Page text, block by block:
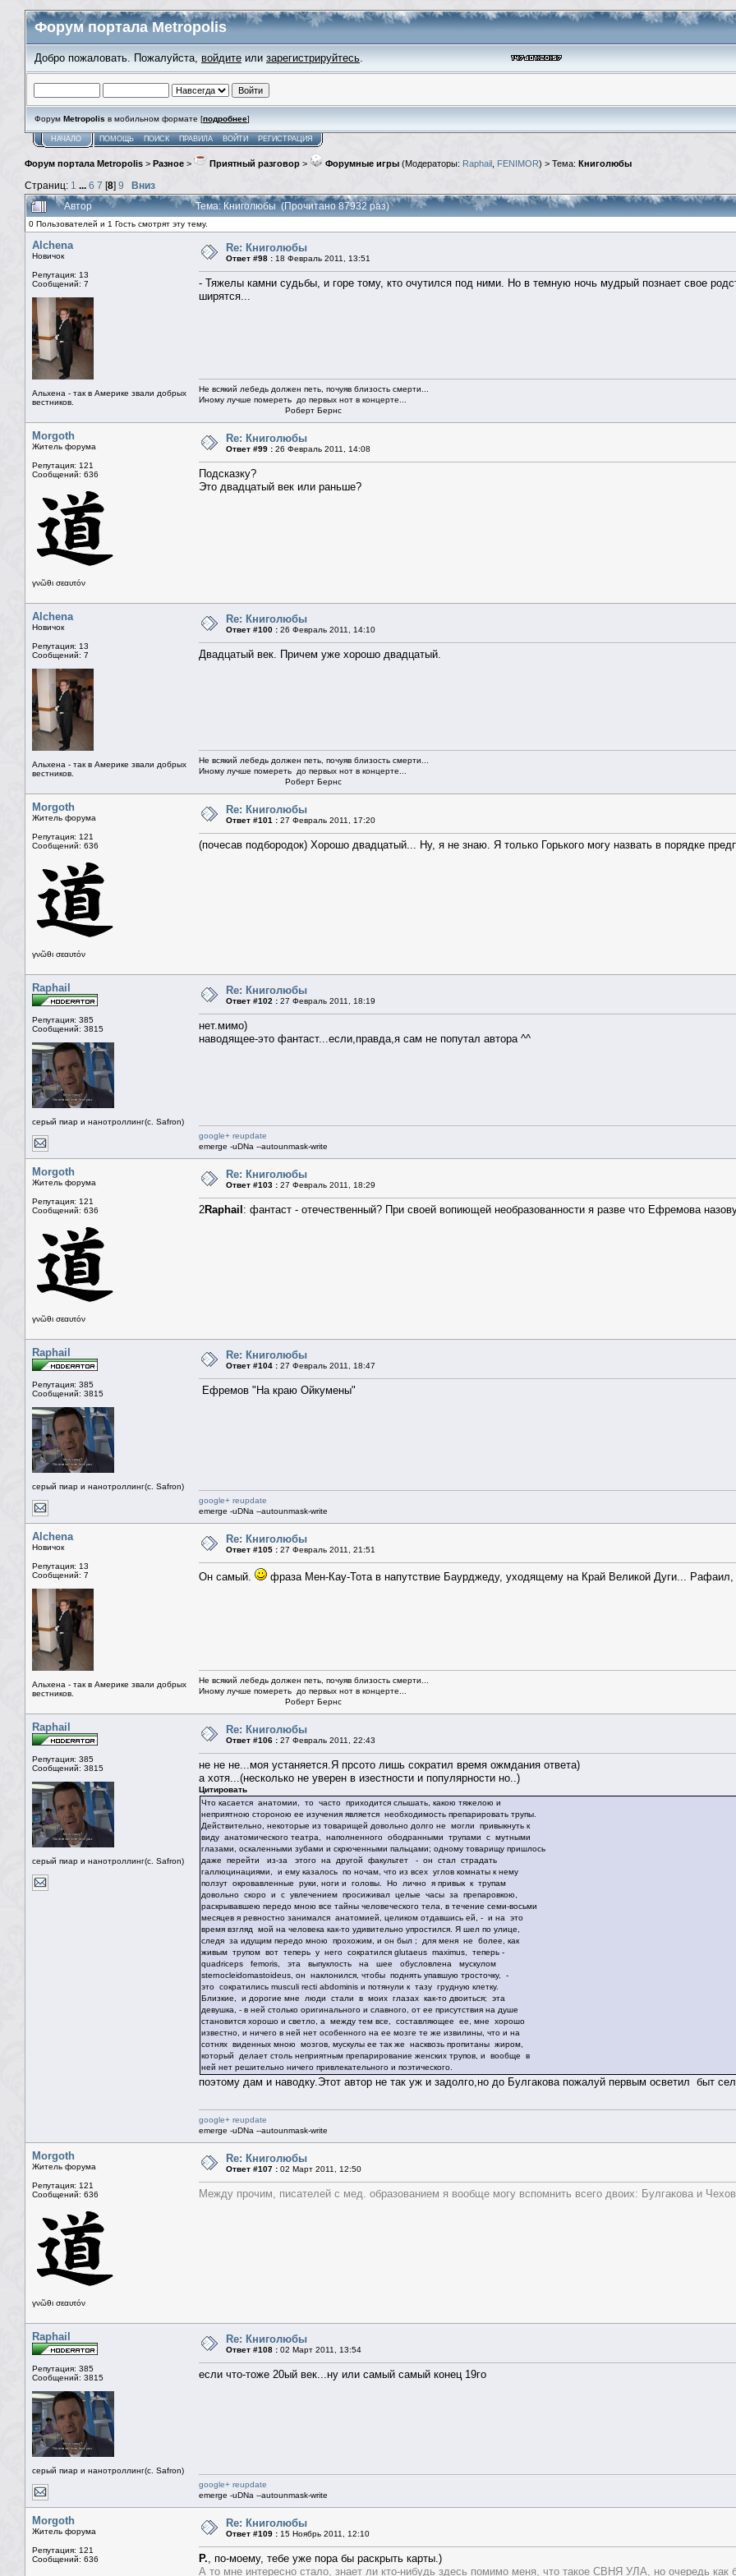
Форум портала Metropolis
Добро пожаловать. Пожалуйста, войдите или зарегистрируйтесь.
Форум Metropolis в мобильном формате [подробнее]
НАЧАЛО ПОМОЩЬ ПОИСК ПРАВИЛА ВОЙТИ РЕГИСТРАЦИЯ
Форум портала Metropolis > Разное > Приятный разговор > Форумные игры (Модераторы: Raphail FENIMOR) > Тема: Книголюбы
Страниц: 1 ... 6 7 [8] 9
Вниз
Автор
Тема: Книголюбы (Прочитано 87932 раз)
0 Пользователей и 1 Гость смотрят эту тему.
Alchena
Новичок
Репутация: 13
Сообщений: 7
Альхена - так в Америке звали добрых
вестников.
Re: Книголюбы
Ответ #98 : 18 Февраль 2011, 13:51
- Тяжелы камни судьбы, и горе тому, кто очутился под ними. Но в темную ночь мудрый познает свое
ширятся...
Не всякий лебедь должен петь, почуяв близость смерти...
Иному лучше помереть до первых нот в концерте...
Роберт Бернс
Morgoth
Житель форума
Репутация: 121
Сообщений: 636
γνῶθι σεαυτόν
Re: Книголюбы
Ответ #99 : 26 Февраль 2011, 14:08
Подсказку?
Это двадцатый век или раньше?
Alchena
Новичок
Репутация: 13
Сообщений: 7
Альхена - так в Америке звали добрых
вестников.
Re: Книголюбы
Ответ #100 : 26 Февраль 2011, 14:10
Двадцатый век. Причем уже хорошо двадцатый.
Не всякий лебедь должен петь, почуяв близость смерти...
Иному лучше помереть до первых нот в концерте...
Роберт Бернс
Morgoth
Житель форума
Репутация: 121
Сообщений: 636
γνῶθι σεαυτόν
Re: Книголюбы
Ответ #101 : 27 Февраль 2011, 17:20
(почесав подбородок) Хорошо двадцатый... Ну, я не знаю. Я только Горького могу назвать в порядке
Raphail
Репутация: 385
Сообщений: 3815
серый пиар и нанотроллинг(с. Safron)
Re: Книголюбы
Ответ #102 : 27 Февраль 2011, 18:19
нет.мимо)
наводящее-это фантаст...если,правда,я сам не попутал автора ^^
google+ reupdate
emerge -uDNa --autounmask-write
Morgoth
Житель форума
Репутация: 121
Сообщений: 636
γνῶθι σεαυτόν
Re: Книголюбы
Ответ #103 : 27 Февраль 2011, 18:29
2Raphail : фантаст - отечественный? При своей вопиющей необразованности я разве что Ефремова
Raphail
Репутация: 385
Сообщений: 3815
серый пиар и нанотроллинг(с. Safron)
Re: Книголюбы
Ответ #104 : 27 Февраль 2011, 18:47
Ефремов "На краю Ойкумены"
google+ reupdate
emerge -uDNa --autounmask-write
Alchena
Новичок
Репутация: 13
Сообщений: 7
Альхена - так в Америке звали добрых
вестников.
Re: Книголюбы
Ответ #105 : 27 Февраль 2011, 21:51
Он самый. фраза Мен-Кау-Тота в напутствие Баурджеду, уходящему на Край Великой Дуги... Рафаил,
Не всякий лебедь должен петь, почуяв близость смерти...
Иному лучше помереть до первых нот в концерте...
Роберт Бернс
Raphail
Репутация: 385
Сообщений: 3815
серый пиар и нанотроллинг(с. Safron)
Re: Книголюбы
Ответ #106 : 27 Февраль 2011, 22:43
не не не...моя устаняется.Я прсото лишь сократил время ожмдания ответа)
а хотя...(несколько не уверен в изестности и популярности но..)
Цитировать
Что касается анатомии, то часто приходится слышать, какою тяжелою и
неприятною стороною ее изучения является необходимость препарировать трупы.
Действительно, некоторые из товарищей довольно долго не могли привыкнуть к
виду анатомического театра, наполненного ободранными трупами с мутными
глазами, оскаленными зубами и скрюченными пальцами; одному товарищу пришлось
даже перейти из-за этого на другой факультет - он стал страдать
галлюцинациями, и ему казалось по ночам, что из всех углов комнаты к нему
ползут окровавленные руки, ноги и головы. Но лично я привык к трупам
довольно скоро и с увлечением просиживал целые часы за препаровкою,
раскрывавшею передо мною все тайны человеческого тела, в течение семи-восьми
месяцев я ревностно занимался анатомией, целиком отдавшись ей, - и на это
время взгляд мой на человека как-то удивительно упростился. Я шел по улицe,
следя за идущим передо мною прохожим, и он был ; для меня не более, как
живым трупом вот теперь у него сократился glutaeus maximus, теперь -
quadriceps femoris, эта выпуклость на шее обусловлена мускулом
sternocleidomastoideus, он наклонился, чтобы поднять упавшую тросточку, -
это сократились musculi recti abdominis и потянули к тазу грудную клетку.
Близкие, и дорогие мне люди стали в моих глазах как-то двоиться; эта
девушка, - в ней столько оригинального и славного, от ее присутствия на душе
становится хорошо и светло, а между тем все, составляющее ее, мне хорошо
известно, и ничего в ней нет особенного на ее мозге те же извилины, что и на
сотнях виденных мною мозгов, мускулы ее так же насквозь пропитаны жиром,
который делает столь неприятным препарирование женских трупов, и вообще в
ней нет решительно ничего привлекательного и поэтического.
поэтому дам и наводку.Этот автор не так уж и задолго,но до Булгакова пожалуй первым осветил быт
google+ reupdate
emerge -uDNa --autounmask-write
Morgoth
Житель форума
Репутация: 121
Сообщений: 636
γνῶθι σεαυτόν
Re: Книголюбы
Ответ #107 : 02 Март 2011, 12:50
Между прочим, писателей с мед. образованием я вообще могу вспомнить всего двоих: Булгакова и
Raphail
Репутация: 385
Сообщений: 3815
серый пиар и нанотроллинг(с. Safron)
Re: Книголюбы
Ответ #108 : 02 Март 2011, 13:54
если что-тоже 20ый век...ну или самый самый конец 19го
google+ reupdate
emerge -uDNa --autounmask-write
Morgoth
Житель форума
Репутация: 121
Сообщений: 636
Re: Книголюбы
Ответ #109 : 15 Ноябрь 2011, 12:10
Р., по-моему, тебе уже пора бы раскрыть карты.)
А то мне интересно стало, знает ли кто-нибудь здесь помимо меня, что такое СВНЯ УЛА, но очередь как